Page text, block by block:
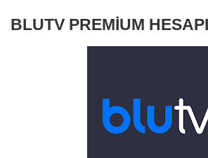
BLUTV PREMİUM